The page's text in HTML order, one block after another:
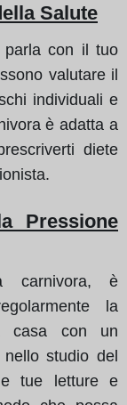
Salute
con il tuo
valutare il
individuali e
è adatta a
diete
Pressione
carnivora, è
la
casa con un
studio del
tue letture e